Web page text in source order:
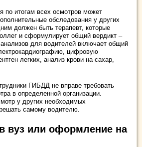
по итогам всех осмотров может
обследования у других
должен быть терапевт, которые
и сформулирует общий вердикт –
для водителей включает общий
цифровую
легких, анализ крови на сахар,
ГИБДД не вправе требовать
в определенной организации.
у других необходимых
самому водителю.
вуз или оформление на